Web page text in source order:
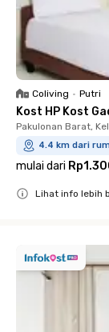
Coliving • Putri
Kost HP Kost
Pakulonan Barat,
4.4 km dari
mulai dari
Lihat info lebih